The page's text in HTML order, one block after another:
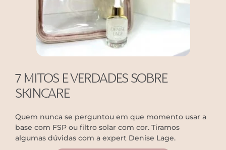
7 MITOS E VERDADES SOBRE
SKINCARE
Quem nunca se perguntou em que momento usar a
base com FSP ou filtro solar com cor. Tiramos
algumas dúvidas com a expert Denise Lage.